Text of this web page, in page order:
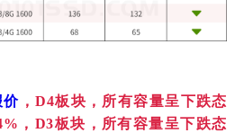
价 ，D4板块，所有容量呈下跌态
，D3板块，所有容量呈下跌态